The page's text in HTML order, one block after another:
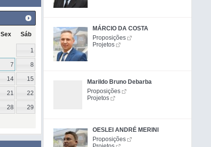
MÁRCIO DA COSTA
Proposições
Projetos
Marildo Bruno Debarba
Proposições
Projetos
OESLEI ANDRÉ MERINI
Proposições
Sex Sáb
1
7 8
14 15
21 22
28 29